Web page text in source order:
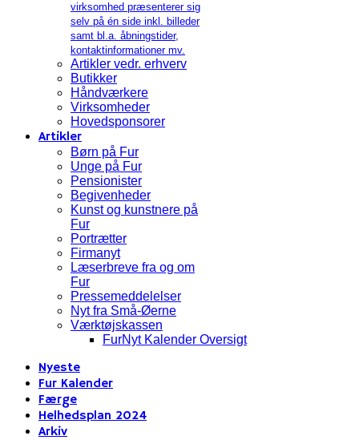
virksomhed præsenterer sig
selv på én side inkl. billeder
samt bl.a. åbningstider,
kontaktinformationer mv.
Artikler vedr. erhverv
Butikker
Håndværkere
Virksomheder
Hovedsponsorer
Artikler
Børn på Fur
Unge på Fur
Pensionister
Begivenheder
Kunst og kunstnere på
Fur
Portrætter
Firmanyt
Læserbreve fra og om
Fur
Pressemeddelelser
Nyt fra Små-Øerne
Værktøjskassen
FurNyt Kalender Oversigt
Nyeste
Fur Kalender
Færge
Helhedsplan 2024
Arkiv